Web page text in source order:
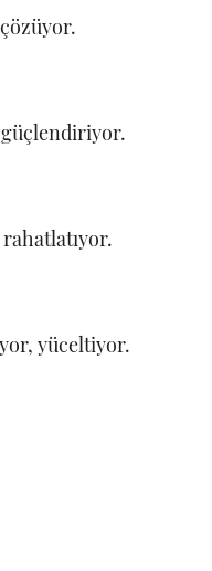
güçlendiriyor.
yüceltiyor.